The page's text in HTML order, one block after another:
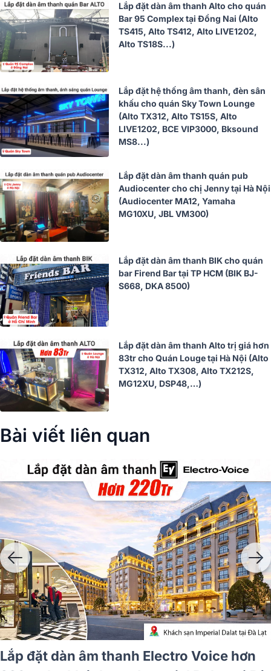
Lắp đặt dàn âm thanh Alto cho quán
Bar 95 Complex tại Đồng Nai (Alto
TS415, Alto TS412, Alto LIVE1202,
Alto TS18S...)
Lắp đặt hệ thống âm thanh, đèn sân
khấu cho quán Sky Town Lounge
(Alto TX312, Alto TS15S, Alto
LIVE1202, BCE VIP3000, Bksound
MS8...)
Lắp đặt dàn âm thanh quán pub
Audiocenter cho chị Jenny tại Hà Nội
(Audiocenter MA12, Yamaha
MG10XU, JBL VM300)
Lắp đặt dàn âm thanh BIK cho quán
bar Firend Bar tại TP HCM (BIK BJ-
S668, DKA 8500)
Lắp đặt dàn âm thanh Alto trị giá hơn
83tr cho Quán Louge tại Hà Nội (Alto
TX312, Alto TX308, Alto TX212S,
MG12XU, DSP48,…)
Bài viết liên quan
Lắp đặt dàn karaoke JBL hơn 57tr cho
anh Hữu tại Bắc Ninh (JBL MTS10, Crown